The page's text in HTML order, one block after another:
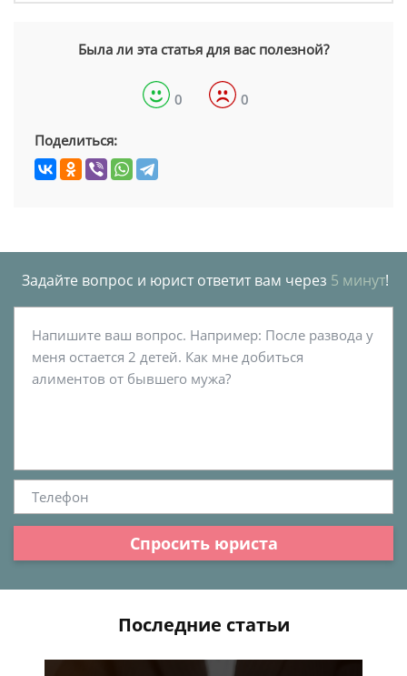
Была ли эта статья для вас полезной?
0 0
Поделиться:
Задайте вопрос и юрист ответит вам через 5 минут!
Спросить юриста
Последние статьи